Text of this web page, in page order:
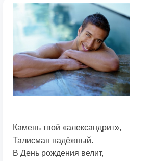
Камень твой «александрит»,
Талисман надёжный.
В День рождения велит,